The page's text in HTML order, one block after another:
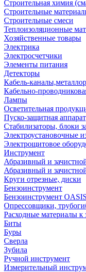
Строительная химия
Строительные
Строительные смеси
Теплоизоляционные
Хозяйственные товары
Электрика
Электросчетчики
Элементы питания
Детекторы
Кабель-
Кабельно-
Лампы
Осветительная
Пуско-защитная
Стабилизаторы, блоки
Электроустановочные
Электрощитовое
Инструмент
Абразивный и
Абразивный и
Круги отрезные, диски
Бензоинструмент
Бензоинструмент OASIS
Опрессовщики,
Расходные материалы к
Биты
Буры
Сверла
Зубила
Ручной инструмент
Измерительный